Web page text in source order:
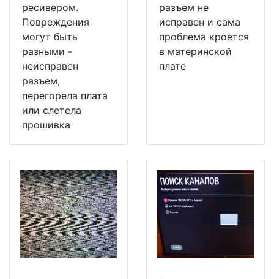
ресивером.
Повреждения
могут быть
разными -
неисправен
разъем,
перегорела плата
или слетела
прошивка
разъем не
исправен и сама
проблема кроется
в материнской
плате